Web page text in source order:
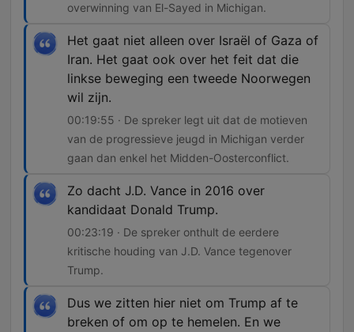
overwinning van El-Sayed in Michigan.
Het gaat niet alleen over Israël of Gaza of
Iran. Het gaat ook over het feit dat die
linkse beweging een tweede Noorwegen
wil zijn.
00:19:55 · De spreker legt uit dat de motieven
van de progressieve jeugd in Michigan verder
gaan dan enkel het Midden-Oosterconflict.
Zo dacht J.D. Vance in 2016 over
kandidaat Donald Trump.
00:23:19 · De spreker onthult de eerdere
kritische houding van J.D. Vance tegenover
Trump.
Dus we zitten hier niet om Trump af te
breken of om op te hemelen. En we